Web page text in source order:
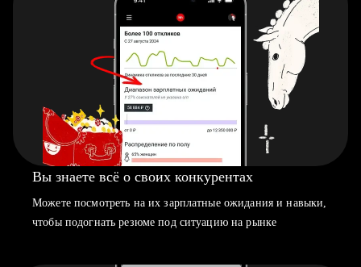
Вы знаете всё о своих конкурентах
Можете посмотреть на их зарплатные ожидания и навыки,
чтобы подогнать резюме под ситуацию на рынке